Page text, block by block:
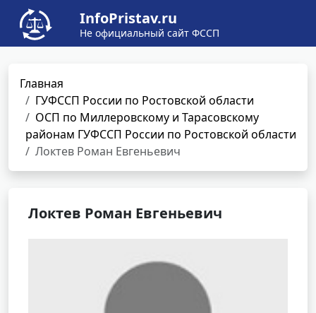
InfoPristav.ru
Не официальный сайт ФССП
Главная
ГУФССП России по Ростовской области
ОСП по Миллеровскому и Тарасовскому
районам ГУФССП России по Ростовской области
Локтев Роман Евгеньевич
Локтев Роман Евгеньевич